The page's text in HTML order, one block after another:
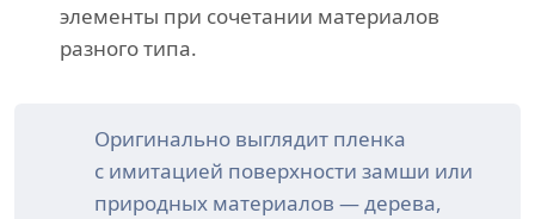
элементы при сочетании материалов
разного типа.
Оригинально выглядит пленка
с имитацией поверхности замши или
природных материалов — дерева,